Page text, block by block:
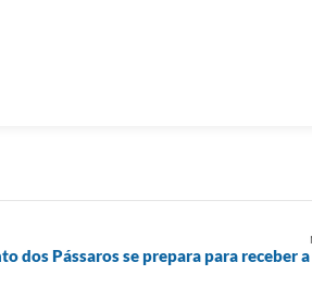
dos Pássaros se prepara para receber